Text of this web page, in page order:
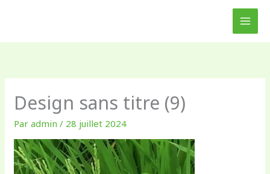
Design sans titre (9)
Paradmin/ 28 juillet 2024